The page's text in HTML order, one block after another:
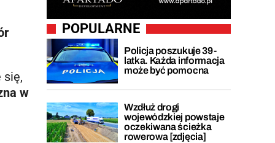
się,
w
POPULARNE
Policja poszukuje 39-
latka. Każda informacja
może być pomocna
Wzdłuż drogi
wojewódzkiej powstaje
oczekiwana ścieżka
rowerowa [zdjęcia]